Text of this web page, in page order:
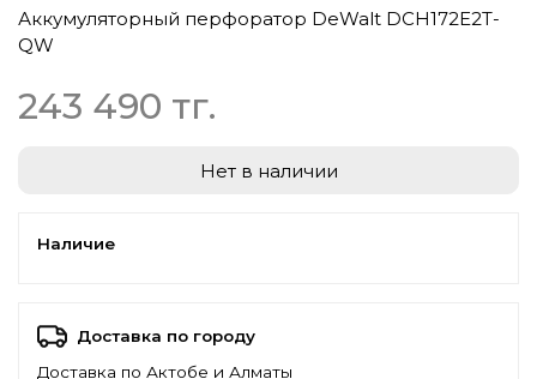
Аккумуляторный перфоратор DeWalt DCH172E2T-
QW
243 490 тг.
Нет в наличии
Наличие
Доставка по городу
Доставка по Актобе и Алматы